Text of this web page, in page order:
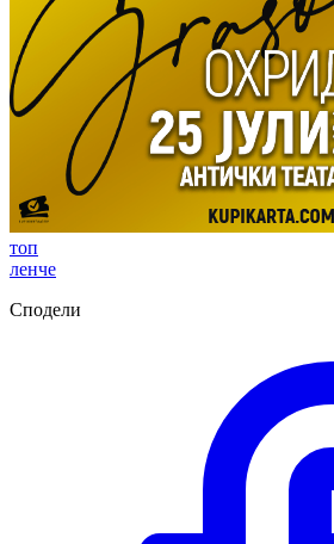
топ
ленче
Сподели